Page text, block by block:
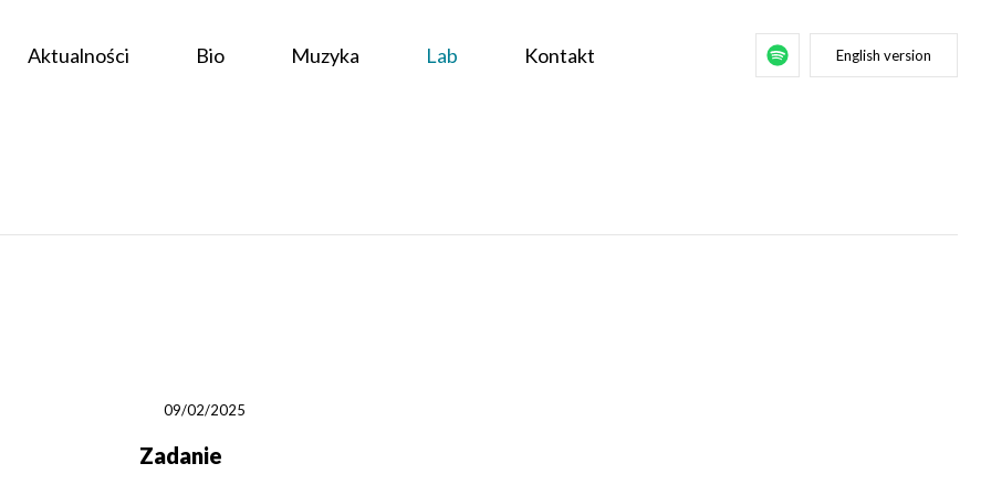
Aktualności Bio Muzyka Lab Kontakt English version
09/02/2025
Zadanie